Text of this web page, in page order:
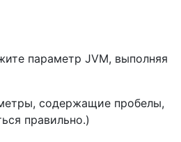
параметр JVM, выполняя
содержащие пробелы,
правильно.)